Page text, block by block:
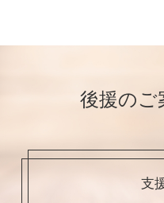
後援のご
支